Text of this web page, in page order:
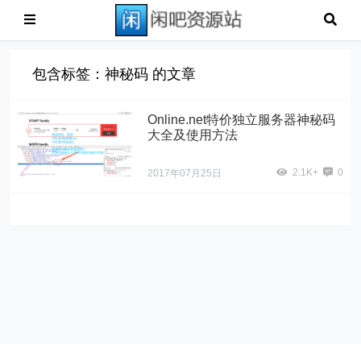
包含标签：神秘码 的文章
Online.net特价独立服务器神秘码
大全及使用方法
2017年07月25日 2.1K+ 0